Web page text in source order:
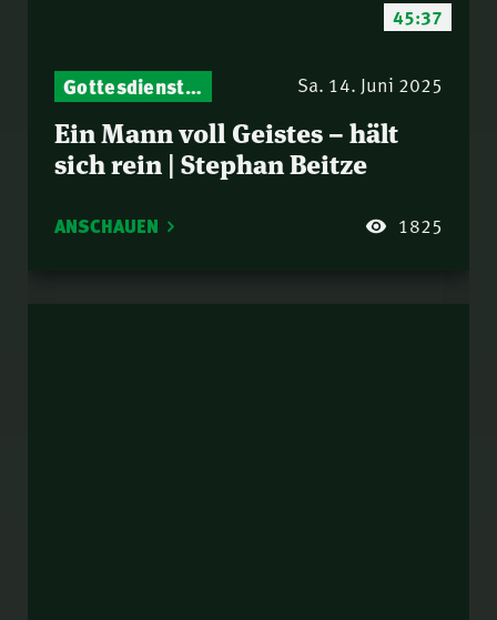
45:37
Gottesdienst-Botschaften – Jeden Sonntag neu: Aktuelle Predigten vom Mitternachtsruf Sa. 14. Juni 2025
Ein Mann voll Geistes – hält
sich rein | Stephan Beitze
ANSCHAUEN 1825